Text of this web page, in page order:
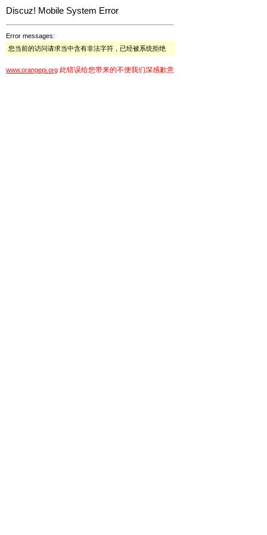
Discuz! Mobile System Error
Error messages:
您当前的访问请求当中含有非法字符，已经被系统拒绝
www.orangepi.org 此错误给您带来的不便我们深感歉意